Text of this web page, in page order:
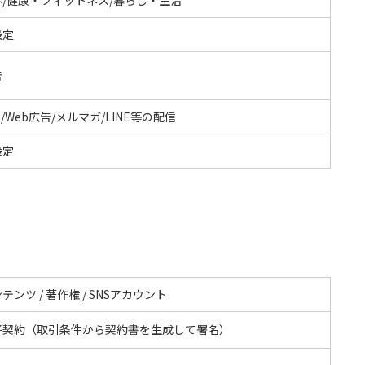
Web広告/メルマガ/LINE等の配信
ンツ / 著作権 / SNSアカウント
約（取引条件から契約書を生成して署名）